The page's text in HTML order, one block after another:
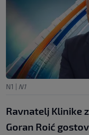
N1 | N1
Ravnatelj Klinike
Goran Roić